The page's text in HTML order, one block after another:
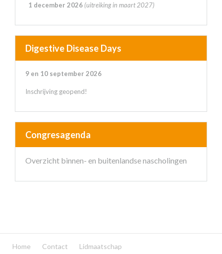
1 december 2026 (uitreiking in maart 2027)
Digestive Disease Days
9 en 10 september 2026
Inschrijving geopend!
Congresagenda
Overzicht binnen- en buitenlandse nascholingen
Home Contact Lidmaatschap